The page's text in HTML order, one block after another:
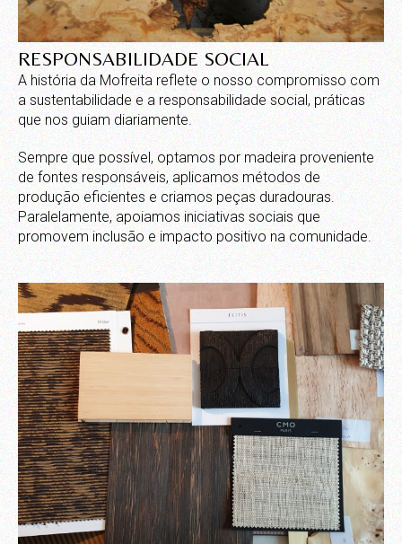
SUSTENTABILIDADE E
RESPONSABILIDADE SOCIAL
A história da Mofreita reflete o nosso compromisso com
a sustentabilidade e a responsabilidade social, práticas
que nos guiam diariamente.
Sempre que possível, optamos por madeira proveniente
de fontes responsáveis, aplicamos métodos de
produção eficientes e criamos peças duradouras.
Paralelamente, apoiamos iniciativas sociais que
promovem inclusão e impacto positivo na comunidade.